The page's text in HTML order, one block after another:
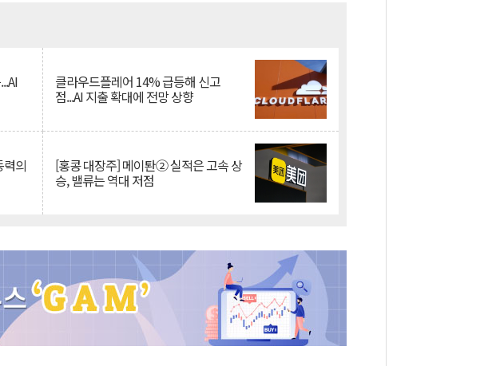
클라우드플레어 14% 급등해 신고
점...AI 지출 확대에 전망 상향
의 [홍콩 대장주] 메이퇀② 실적은 고속 상
승, 밸류는 역대 저점